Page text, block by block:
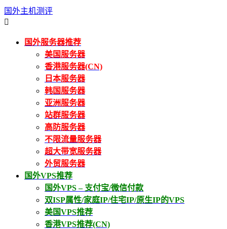
国外主机测评

国外服务器推荐
美国服务器
香港服务器(CN)
日本服务器
韩国服务器
亚洲服务器
站群服务器
高防服务器
不限流量服务器
超大带宽服务器
外贸服务器
国外VPS推荐
国外VPS – 支付宝/微信付款
双ISP属性/家庭IP/住宅IP/原生IP的VPS
美国VPS推荐
香港VPS推荐(CN)